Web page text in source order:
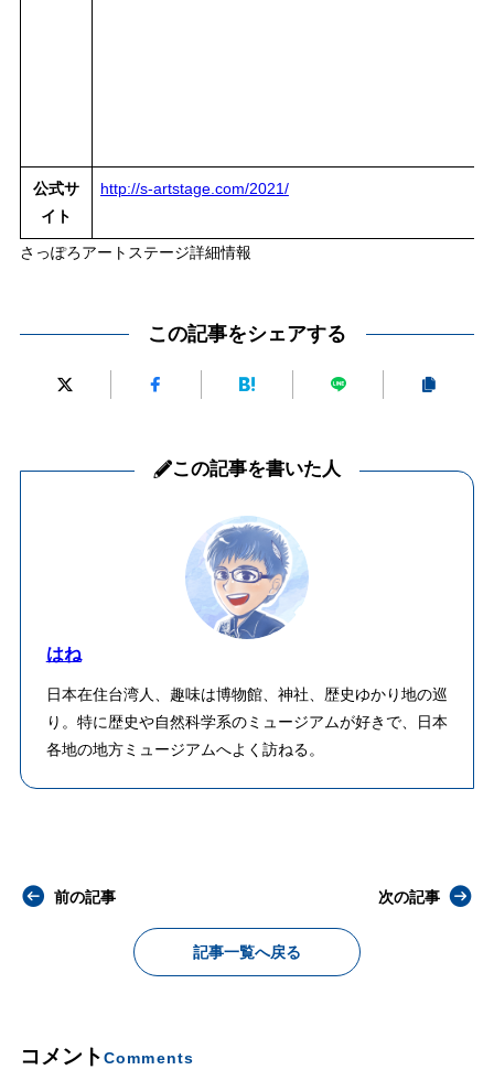
公式サ
イト
http://s-artstage.com/2021/
さっぽろアートステージ詳細情報
この記事をシェアする
この記事を書いた人
はね
日本在住台湾人、趣味は博物館、神社、歴史ゆかり地の巡
り。特に歴史や自然科学系のミュージアムが好きで、日本
各地の地方ミュージアムへよく訪ねる。
前の記事
記事一覧へ戻る
次の記事
コメントComments